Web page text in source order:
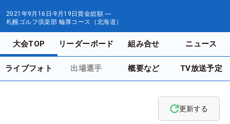
2021年9月16日-9月19日賞金総額 ―
札幌ゴルフ倶楽部 輪厚コース（北海道）
大会TOP リーダーボード 組み合せ ニュース
ライブフォト 出場選手 概要など TV放送予定
更新する